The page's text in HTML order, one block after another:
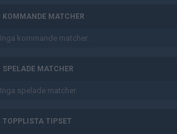
KOMMANDE MATCHER
Inga kommande matcher.
SPELADE MATCHER
Inga spelade matcher.
TOPPLISTA TIPSET